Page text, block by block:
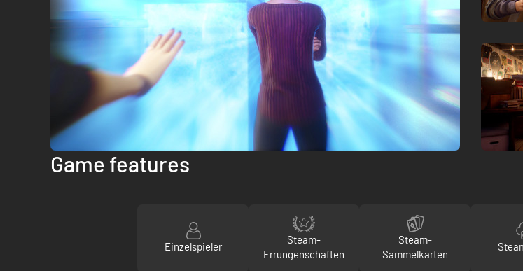
Game features
Einzelspieler
Steam-
Errungenschaften
Steam-
Sammelkarten